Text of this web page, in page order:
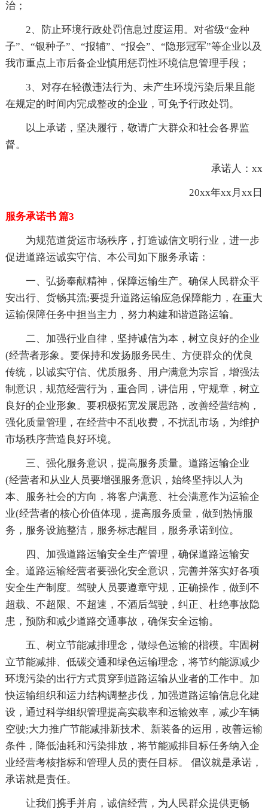
治；
2、防止环境行政处罚信息过度运用。对省级“金种
子”、“银种子”、“报辅”、“报会”、“隐形冠军”等企业以及
我市重点上市后备企业慎用惩罚性环境信息管理手段；
3、对存在轻微违法行为、未产生环境污染后果且能
在规定的时间内完成整改的企业，可免予行政处罚。
以上承诺，坚决履行，敬请广大群众和社会各界监
督。
承诺人：xx
20xx年xx月xx日
服务承诺书 篇3
为规范道货运市场秩序，打造诚信文明行业，进一步
促进道路运诚实守信、本公司如下服务承诺：
一、弘扬奉献精神，保障运输生产。确保人民群众平
安出行、货畅其流;要提升道路运输应急保障能力，在重大
运输保障任务中担当主力，努力构建和谐道路运输。
二、加强行业自律，坚持诚信为本，树立良好的企业
(经营者形象。要保持和发扬服务民生、方便群众的优良
传统，以诚实守信、优质服务、用户满意为宗旨，增强法
制意识，规范经营行为，重合同，讲信用，守规章，树立
良好的企业形象。要积极拓宽发展思路，改善经营结构，
强化质量管理，在经营中不乱收费，不扰乱市场，为维护
市场秩序营造良好环境。
三、强化服务意识，提高服务质量。道路运输企业
(经营者和从业人员要增强服务意识，始终坚持以人为
本、服务社会的方向，将客户满意、社会满意作为运输企
业(经营者的核心价值体现，提高服务质量，做到热情服
务，服务设施整洁，服务标志醒目，服务承诺到位。
四、加强道路运输安全生产管理，确保道路运输安
全。道路运输经营者要强化安全意识，完善并落实好各项
安全生产制度。驾驶人员要遵章守规，正确操作，做到不
超载、不超限、不超速，不酒后驾驶，纠正、杜绝事故隐
患，预防和减少道路交通事故，确保安全运输。
五、树立节能减排理念，做绿色运输的楷模。牢固树
立节能减排、低碳交通和绿色运输理念，将节约能源减少
环境污染的出行方式贯穿到道路运输从业者的工作中。加
快运输组织和运力结构调整步伐，加强道路运输信息化建
设，通过科学组织管理提高实载率和运输效率，减少车辆
空驶;大力推广节能减排新技术、新装备的运用，改善运输
条件，降低油耗和污染排放，将节能减排目标任务纳入企
业经营考核指标和管理人员的责任目标。 倡议就是承诺，
承诺就是责任。
让我们携手并肩，诚信经营，为人民群众提供更畅